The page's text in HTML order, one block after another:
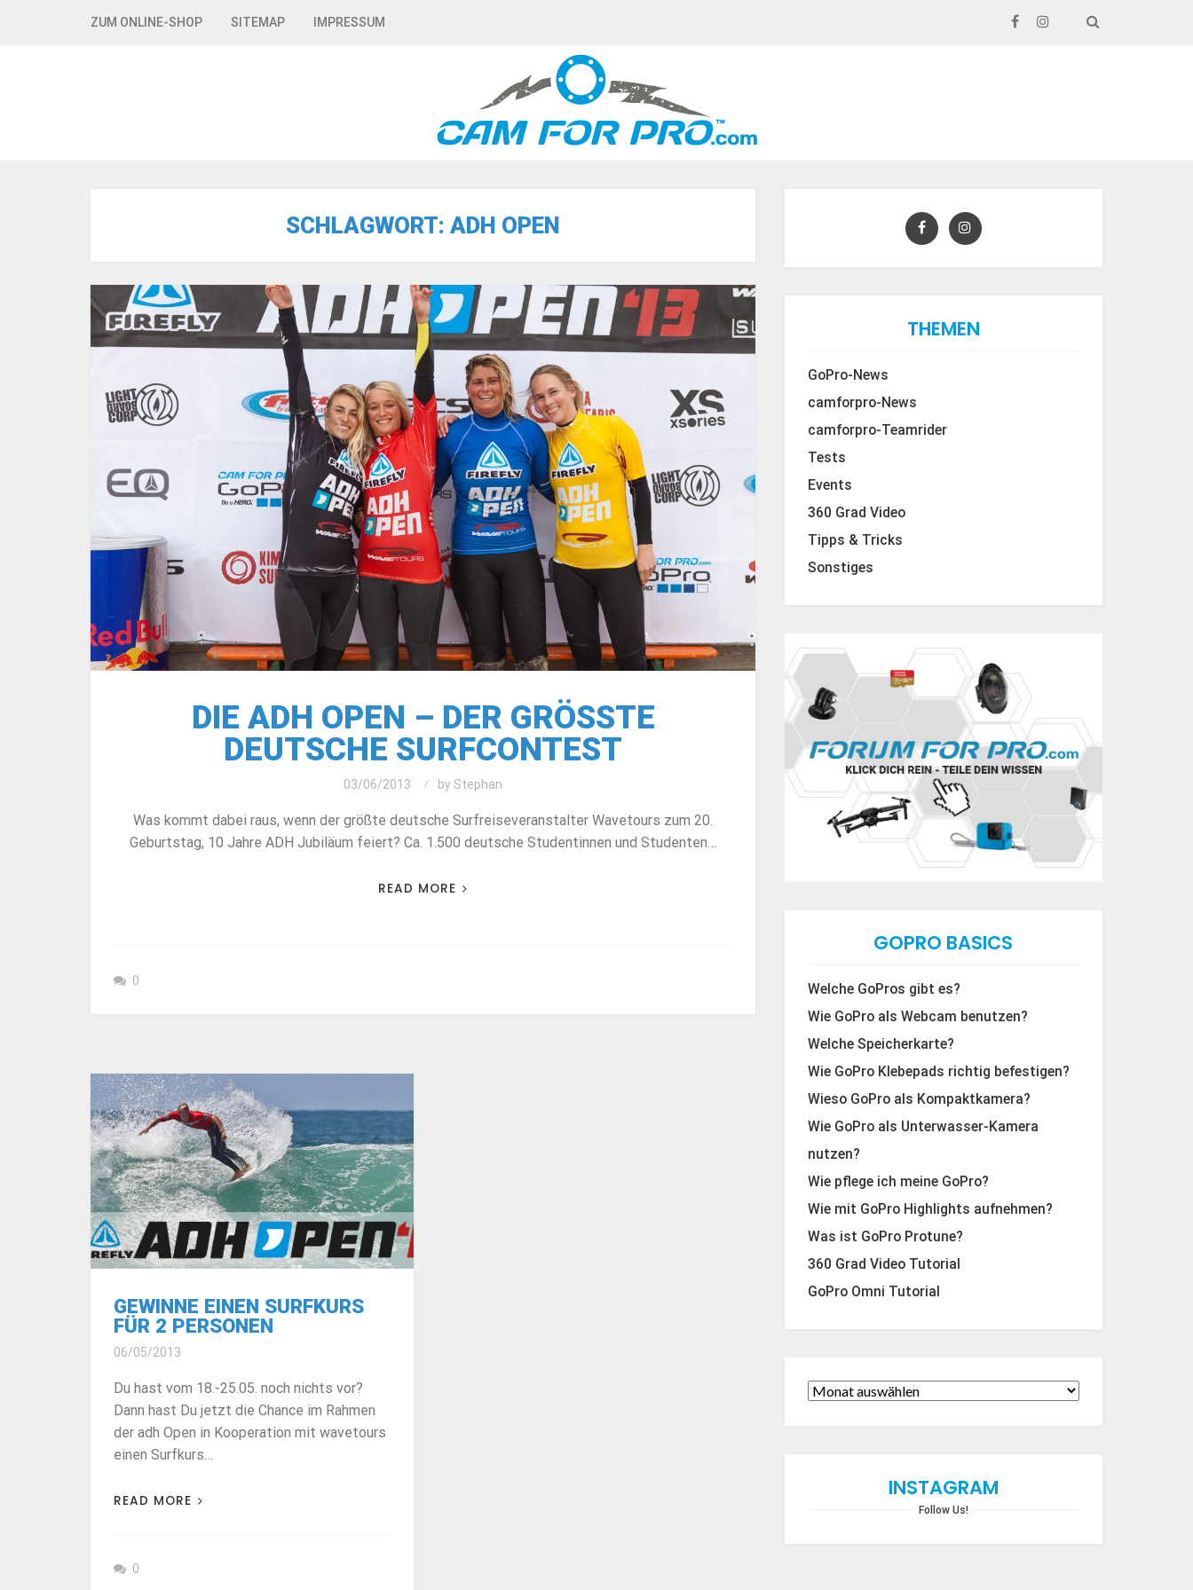
ZUM ONLINE-SHOP SITEMAP IMPRESSUM SEARCH
SCHLAGWORT:ADH OPEN
DIE ADH OPEN – DER GRÖSSTE D
EUTSCHE SURFCONTEST
03/06/2013 byStephan
Was kommt dabei raus, wenn der größte deutsche Surfreiseveranstalter Wavetours zum 20.
Geburtstag, 10 Jahre ADH Jubiläum feiert? Ca. 1.500 deutsche Studentinnen und Studenten…
READ MORE
0
GEWINNE EINEN SURFKURS
FÜR 2 PERSONEN
06/05/2013
Du hast vom 18.-25.05. noch nichts vor?
Dann hast Du jetzt die Chance im Rahmen
der adh Open in Kooperation mit wavetours
einen Surfkurs…
READ MORE
0
THEMEN
GoPro-News
camforpro-News
camforpro-Teamrider
Tests
Events
360 Grad Video
Tipps & Tricks
Sonstiges
GOPRO BASICS
Welche GoPros gibt es?
Wie GoPro als Webcam benutzen?
Welche Speicherkarte?
Wie GoPro Klebepads richtig befestigen?
Wieso GoPro als Kompaktkamera?
Wie GoPro als Unterwasser-Kamera
nutzen?
Wie pflege ich meine GoPro?
Wie mit GoPro Highlights aufnehmen?
Was ist GoPro Protune?
360 Grad Video Tutorial
GoPro Omni Tutorial
INSTAGRAM
Follow Us!